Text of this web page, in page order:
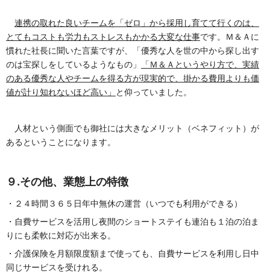
連携の取れた良いチームを「ゼロ」から採用し育てて行くのは、
とてもコストも労力もストレスもかかる大変な仕事です。Ｍ＆Ａに
慣れた社長に聞いた言葉ですが、「優秀な人を世の中から探し出す
のは宝探しをしているようなもの」
「Ｍ＆Ａというやり方で、実績
のある優秀な人やチームを得る方が現実的で、掛かる費用よりも価
値が計り知れないほど高い」 と仰っていました。
人材という側面でも御社には大きなメリット（ベネフィット）が
あるということになります。
９.その他、業態上の特徴
・２４時間３６５日年中無休の運営（いつでも利用ができる）
・自費サービスを活用し夜間のショートステイも連泊も１泊の泊ま
りにも柔軟に対応が出来る。
・介護保険を月額限度額まで使っても、自費サービスを利用し日中
同じサービスを受けれる。